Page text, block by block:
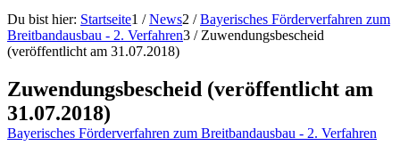
Du bist hier: Startseite1 / News2 / Bayerisches Förderverfahren zum
Breitbandausbau - 2. Verfahren3 / Zuwendungsbescheid
(veröffentlicht am 31.07.2018)
Zuwendungsbescheid (veröffentlicht am
31.07.2018)
Bayerisches Förderverfahren zum Breitbandausbau - 2. Verfahren